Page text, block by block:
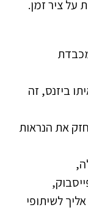
על ציר זמן.
ביזנס, זה
את הנראות
לשיתופי